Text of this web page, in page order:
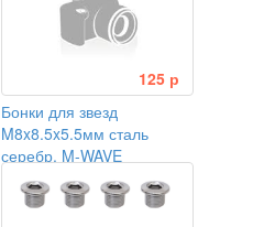
125 р
Бонки для звезд
M8x8.5x5.5мм сталь
серебр. M-WAVE